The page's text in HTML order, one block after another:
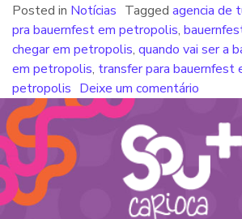
Posted in Notícias Tagged agencia de
pra bauernfest em petropolis,
chegar em petropolis, quando vai ser a
em petropolis, transfer para bauernfest
petropolis Deixe um comentário